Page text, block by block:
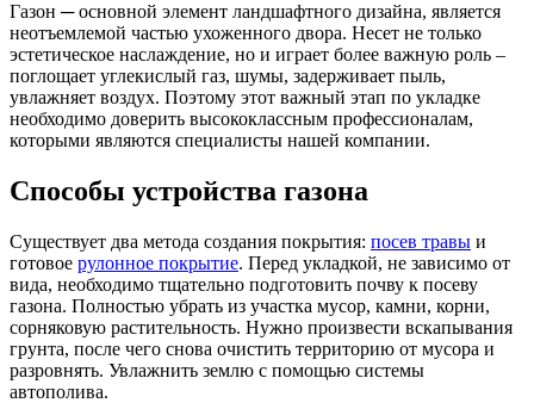
Газон ─ основной элемент ландшафтного дизайна, является
неотъемлемой частью ухоженного двора. Несет не только
эстетическое наслаждение, но и играет более важную роль –
поглощает углекислый газ, шумы, задерживает пыль,
увлажняет воздух. Поэтому этот важный этап по укладке
необходимо доверить высококлассным профессионалам,
которыми являются специалисты нашей компании.
Способы устройства газона
Существует два метода создания покрытия: посев травы и
готовое рулонное покрытие. Перед укладкой, не зависимо от
вида, необходимо тщательно подготовить почву к посеву
газона. Полностью убрать из участка мусор, камни, корни,
сорняковую растительность. Нужно произвести вскапывания
грунта, после чего снова очистить территорию от мусора и
разровнять. Увлажнить землю с помощью системы
автополива.